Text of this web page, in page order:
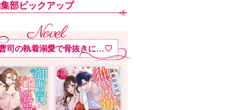
部ピックアップ
司の執着溺愛で骨抜きに…♡